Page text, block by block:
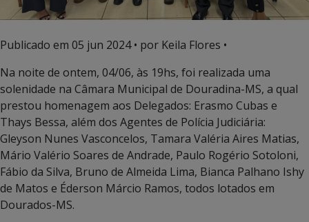
Publicado em 05 jun 2024• por Keila Flores •
Na noite de ontem, 04/06, às 19hs, foi realizada uma
solenidade na Câmara Municipal de Douradina-MS, a qual
prestou homenagem aos Delegados: Erasmo Cubas e
Thays Bessa, além dos Agentes de Polícia Judiciária:
Gleyson Nunes Vasconcelos, Tamara Valéria Aires Matias,
Mário Valério Soares de Andrade, Paulo Rogério Sotoloni,
Fábio da Silva, Bruno de Almeida Lima, Bianca Palhano Ishy
de Matos e Éderson Márcio Ramos, todos lotados em
Dourados-MS.